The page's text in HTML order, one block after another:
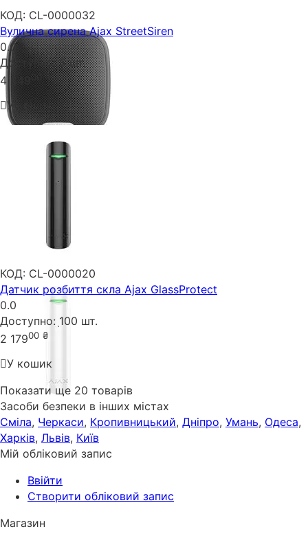
КОД: CL-0000032
Вулична сирена Ajax StreetSiren
0.0
Доступно: 5 шт.
4 34900 ₴
У кошик
КОД: CL-0000020
Датчик розбиття скла Ajax GlassProtect
0.0
Доступно: 100 шт.
2 17900 ₴
У кошик
Показати ще 20 товарів
Засоби безпеки в інших містах
Сміла, Черкаси, Кропивницький, Дніпро, Умань, Одеса,
Харків, Львів, Київ
Мій обліковий запис
Ввійти
Створити обліковий запис
Магазин